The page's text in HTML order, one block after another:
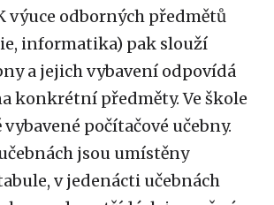
výuce odborných předmětů
informatika) pak slouží
a jejich vybavení odpovídá
konkrétní předměty. Ve škole
vybavené počítačové učebny.
jsou umístěny
v jedenácti učebnách